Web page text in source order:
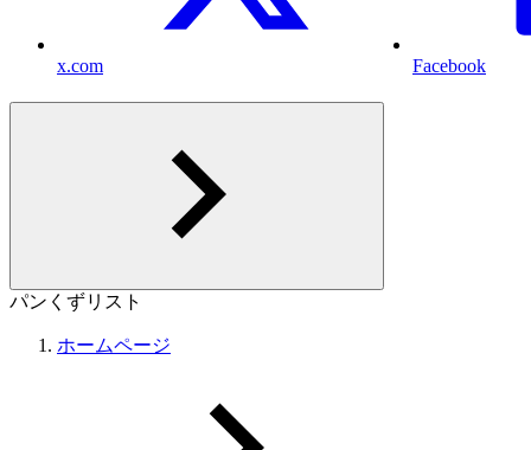
x.com Facebook
パンくずリスト
ホームページ